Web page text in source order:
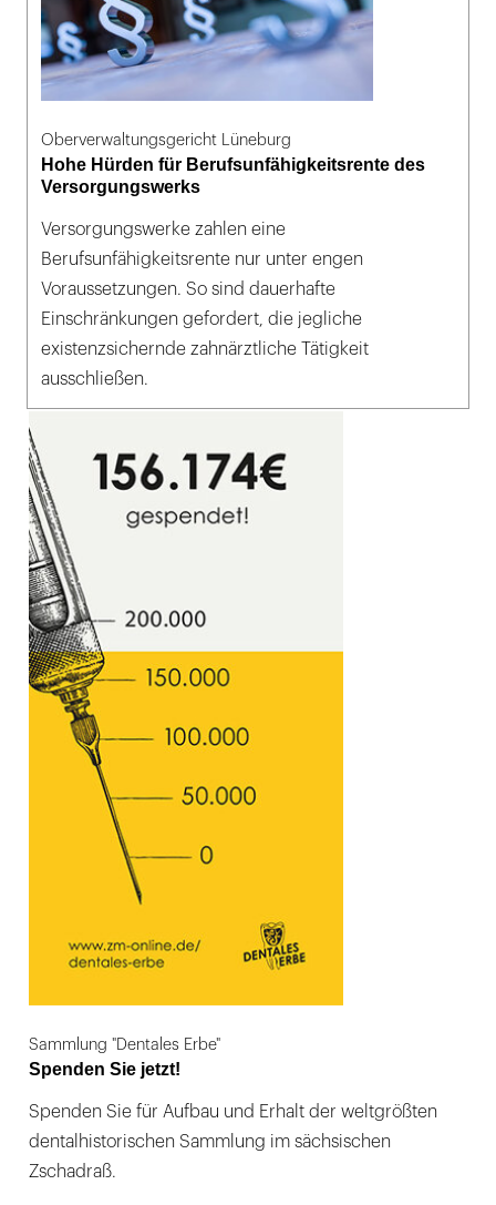
Oberverwaltungsgericht Lüneburg
Hohe Hürden für Berufsunfähigkeitsrente des
Versorgungswerks
Versorgungswerke zahlen eine
Berufsunfähigkeitsrente nur unter engen
Voraussetzungen. So sind dauerhafte
Einschränkungen gefordert, die jegliche
existenzsichernde zahnärztliche Tätigkeit
ausschließen.
Sammlung "Dentales Erbe"
Spenden Sie jetzt!
Spenden Sie für Aufbau und Erhalt der weltgrößten
dentalhistorischen Sammlung im sächsischen
Zschadraß.